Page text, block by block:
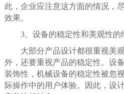
此，企业应注意这方面的情况，
效果。
3、设备的稳定性和美观性的
大部分产品设计都很重视美观
外，还要重视产品的稳定性。设
装饰性，机械设备的稳定性被忽
际操作中的用户体验。因此，设